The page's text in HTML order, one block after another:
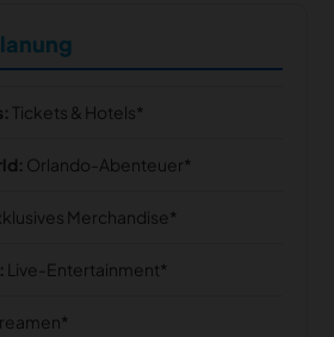
Tickets & Hotels
Orlando-Abenteuer
Merchandise
Live-Entertainment